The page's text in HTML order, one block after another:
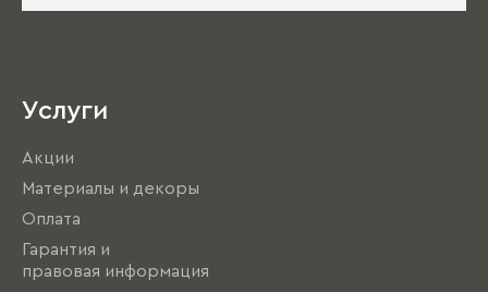
Услуги
Акции
Материалы и декоры
Оплата
Гарантия и
правовая информация